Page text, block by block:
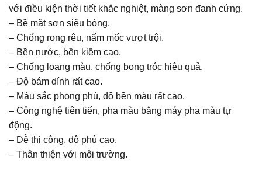
với điều kiện thời tiết khắc nghiệt, màng sơn đanh cứng.
– Bề mặt sơn siêu bóng.
– Chống rong rêu, nấm mốc vượt trội.
– Bền nước, bền kiềm cao.
– Chống loang màu, chống bong tróc hiệu quả.
– Độ bám dính rất cao.
– Màu sắc phong phú, độ bền màu rất cao.
– Công nghệ tiên tiến, pha màu bằng máy pha màu tự
động.
– Dễ thi công, độ phủ cao.
– Thân thiện với môi trường.